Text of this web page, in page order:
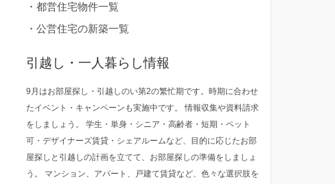
・都営住宅物件一覧
・公営住宅の新築一覧
引越し・一人暮らし情報
9月はお部屋探し・引越しのい第2の繁忙期です。時期に合わせ
たイベント・キャンペーンも実施中です。 情報収集や資料請求
をしましょう。 学生・単身・シニア・高齢者・短期・ペット
可・デザイナーズ賃貸・シェアルームなど、目的に応じたお部
屋探しと引越しの計画を立てて、お部屋探しの準備をしましょ
う。 マンション、アパート、戸建て賃貸など、色々な選択肢を